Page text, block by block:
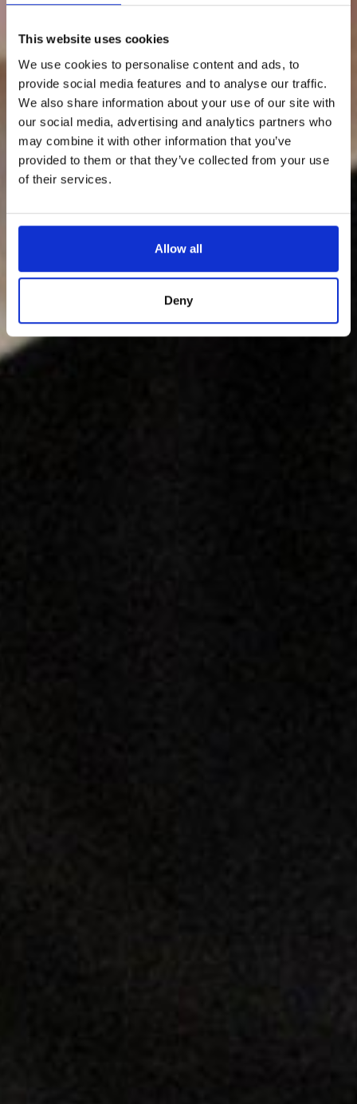
This website uses cookies
We use cookies to personalise content and ads, to
provide social media features and to analyse our traffic.
We also share information about your use of our site with
our social media, advertising and analytics partners who
may combine it with other information that you’ve
provided to them or that they’ve collected from your use
of their services.
Allow all
Deny